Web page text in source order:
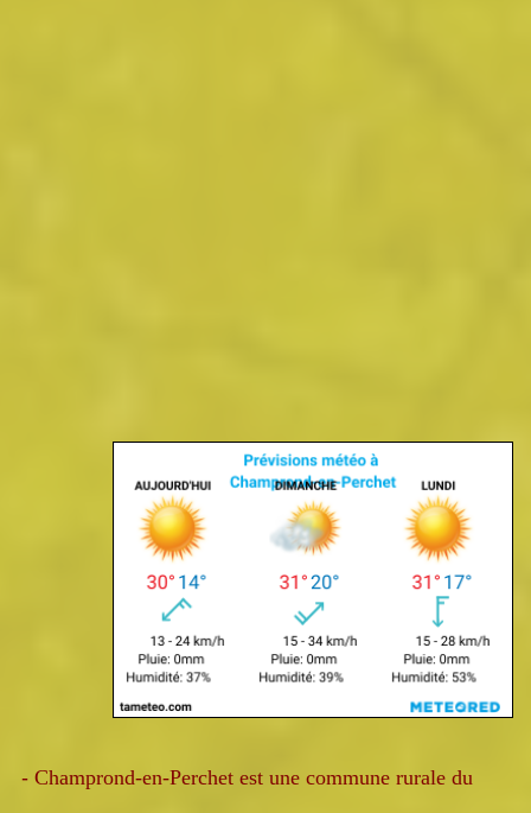
- Champrond-en-Perchet est une commune rurale du